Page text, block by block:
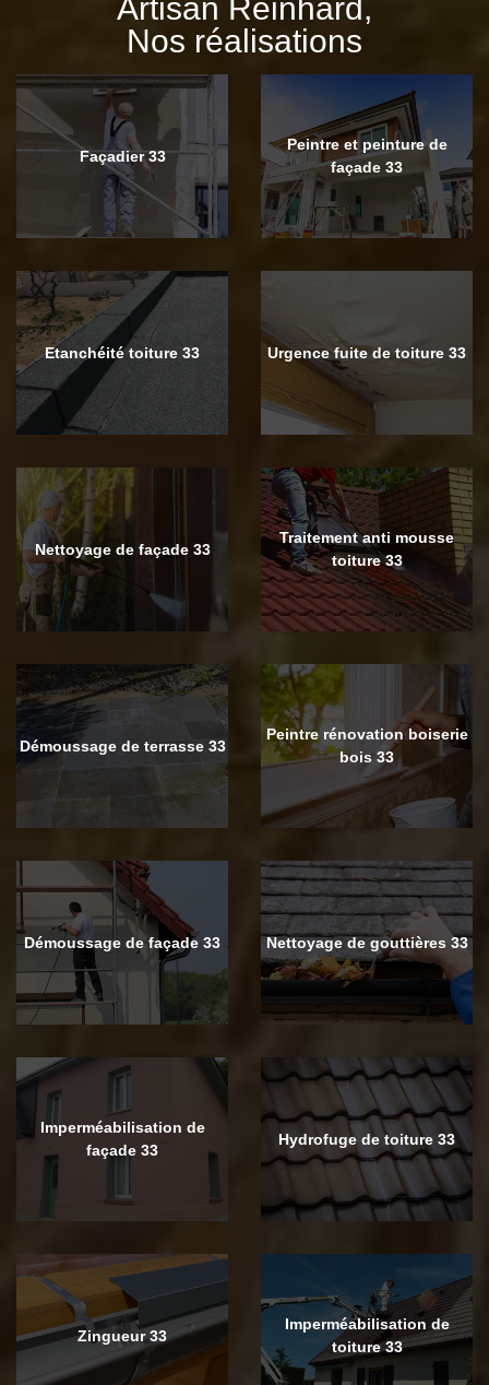
Artisan Reinhard,
Nos réalisations
Façadier 33
Peintre et peinture de
façade 33
Etanchéité toiture 33 Urgence fuite de toiture 33
Nettoyage de façade 33
Traitement anti mousse
toiture 33
Démoussage de terrasse 33
Peintre rénovation boiserie
bois 33
Démoussage de façade 33 Nettoyage de gouttières 33
Imperméabilisation de
façade 33
Hydrofuge de toiture 33
Zingueur 33
Imperméabilisation de
toiture 33